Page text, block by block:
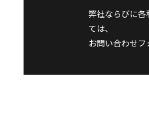
弊社ならびに
ては、
お問い合わせ